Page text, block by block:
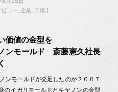
ビュー 企業 工場
価値の金型を
ンモールド 斎藤憲久社長
ンモールドが発足したのが２００７
のイガリモールドとキヤノンの金型